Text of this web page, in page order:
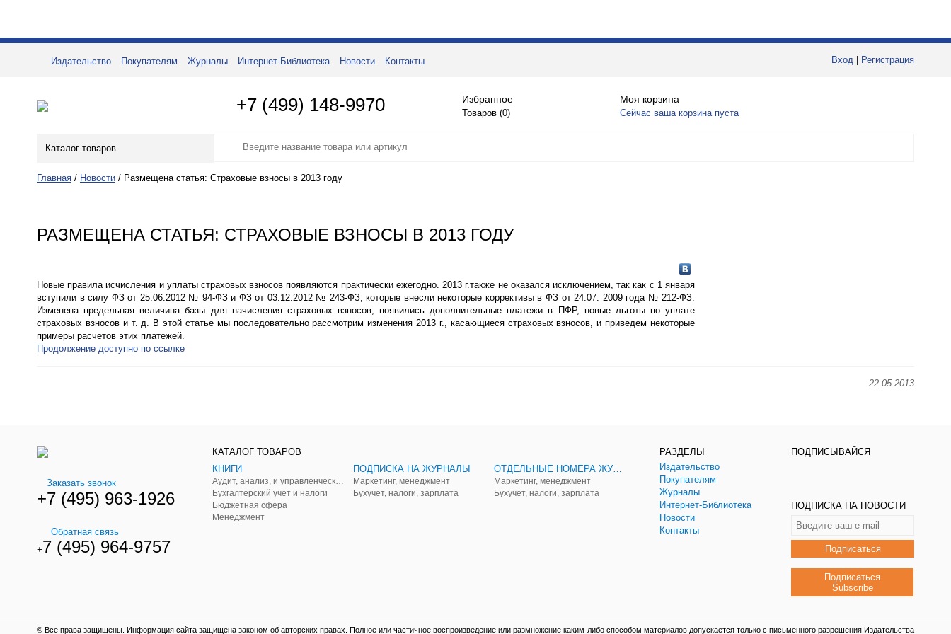
Вход Регистрация
Издательство Покупателям Журналы Интернет-Библиотека Новости Контакты
+7 (499) 148-9970 Избранное
Товаров (0)
Моя корзина
Сейчас ваша корзина пуста
Каталог товаров
Главная / Новости / Размещена статья: Страховые взносы в 2013 году
РАЗМЕЩЕНА СТАТЬЯ: СТРАХОВЫЕ ВЗНОСЫ В 2013 ГОДУ
Новые правила исчисления и уплаты страховых взносов появляются практически ежегодно. 2013 г.также не оказался исключением, так как с 1 января
вступили в силу ФЗ от 25.06.2012 № 94-ФЗ и ФЗ от 03.12.2012 № 243-ФЗ, которые внесли некоторые коррективы в ФЗ от 24.07. 2009 года № 212-ФЗ.
Изменена предельная величина базы для начисления страховых взносов, появились дополнительные платежи в ПФР, новые льготы по уплате
страховых взносов и т. д. В этой статье мы последовательно рассмотрим изменения 2013 г., касающиеся страховых взносов, и приведем некоторые
примеры расчетов этих платежей.
Продолжение доступно по ссылке
22.05.2013
Заказать звонок
+7 (495) 963-1926
Обратная связь
+7 (495) 964-9757
КАТАЛОГ ТОВАРОВ
КНИГИ
Бухгалтерский учет и налоги
Бюджетная сфера
Менеджмент
ПОДПИСКА НА ЖУРНАЛЫ
Маркетинг, менеджмент
Бухучет, налоги, зарплата
ОТДЕЛЬНЫЕ НОМЕРА ЖУРНАЛОВ
Маркетинг, менеджмент
Бухучет, налоги, зарплата
РАЗДЕЛЫ
Издательство
Покупателям
Журналы
Интернет-Библиотека
Новости
Контакты
ПОДПИСЫВАЙСЯ
ПОДПИСКА НА НОВОСТИ
Подписаться
Подписаться
Subscribe
© Все права защищены. Информация сайта защищена законом об авторских правах. Полное или частичное воспроизведение или размножение каким-либо способом материалов допускается только с письменного разрешения Издательства